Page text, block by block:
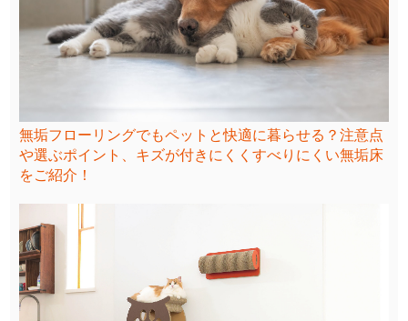
無垢フローリングでもペットと快適に暮らせる？注意点
や選ぶポイント、キズが付きにくくすべりにくい無垢床
をご紹介！